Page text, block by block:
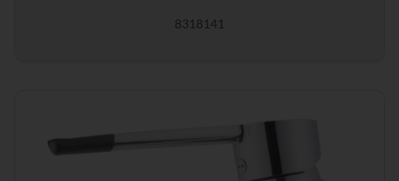
8318141